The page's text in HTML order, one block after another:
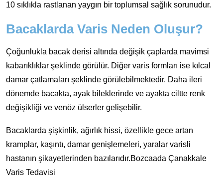
10 sıklıkla rastlanan yaygın bir toplumsal sağlık sorunudur.
Bacaklarda Varis Neden Oluşur?
Çoğunlukla bacak derisi altında değişik çaplarda mavimsi
kabarıklıklar şeklinde görülür. Diğer varis formları ise kılcal
damar çatlamaları şeklinde görülebilmektedir. Daha ileri
dönemde bacakta, ayak bileklerinde ve ayakta ciltte renk
değişikliği ve venöz ülserler gelişebilir.
Bacaklarda şişkinlik, ağırlık hissi, özellikle gece artan
kramplar, kaşıntı, damar genişlemeleri, yaralar varisli
hastanın şikayetlerinden bazılarıdır.Bozcaada Çanakkale
Varis Tedavisi